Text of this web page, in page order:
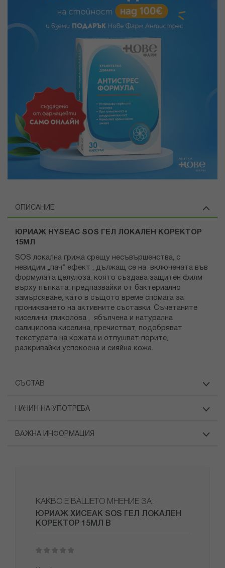
ОПИСАНИЕ
ЮРИАЖ HYSEAC SOS ГЕЛ ЛОКАЛЕН КОРЕКТОР
15МЛ
SOS локална грижа срещу несъвършенства, с
невидим „пач“ ефект , дължащ се на включената във
формулата целулоза, която създава защитен филм
върху пъпката, предпазвайки от бактериално
замърсяване, като в същото време спомага за
проникването на активните съставки. Съчетаните
киселини: гликолова , ябълчена и натурална
салицилова киселина, пречистват, подобряват
текстурата на кожата и отпушват порите,
разкривайки успокоена и сияйна кожа.
СЪСТАВ
НАЧИН НА УПОТРЕБА
ВАЖНА ИНФОРМАЦИЯ
КАКВО Е ВАШЕТО МНЕНИЕ ЗА:
ЮРИАЖ ХИСЕАК SOS ГЕЛ ЛОКАЛЕН
КОРЕКТОР 15МЛ В
star
stars
stars
stars
stars